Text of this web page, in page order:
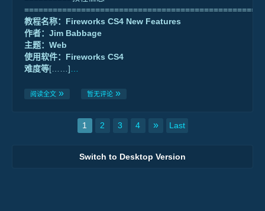
教程名称：Fireworks CS4 New Features
作者：Jim Babbage
主题：Web
使用软件：Fireworks CS4
难度等[……]
阅读全文 暂无评论
1 2 3 4 » Last
Switch to Desktop Version